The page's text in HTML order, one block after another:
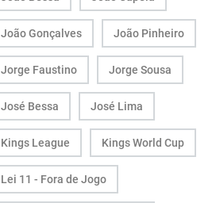
João Gonçalves João Pinheiro
Jorge Faustino Jorge Sousa
José Bessa José Lima
Kings League Kings World Cup
Lei 11 - Fora de Jogo